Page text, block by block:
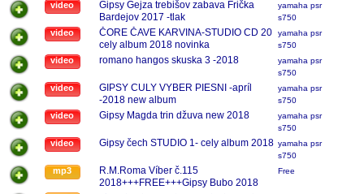
video
Gipsy Gejza trebišov zabava Frička
Bardejov 2017 -tlak
yamaha psr
s750
video
ČORE ČAVE KARVINA-STUDIO CD 20
cely album 2018 novinka
yamaha psr
s750
video romano hangos skuska 3 -2018
yamaha psr
s750
video
GIPSY CULY VYBER PIESNI -apríl
-2018 new album
yamaha psr
s750
video Gipsy Magda trin džuva new 2018
yamaha psr
s750
video Gipsy čech STUDIO 1- cely album 2018 yamaha psr
s750
mp3
R.M.Roma Víber č.115
2018+++FREE+++Gipsy Bubo 2018
Free